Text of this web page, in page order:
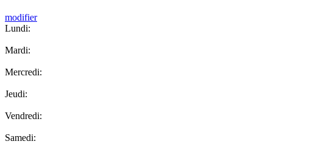
modifier
Lundi:
Mardi:
Mercredi:
Jeudi:
Vendredi:
Samedi: